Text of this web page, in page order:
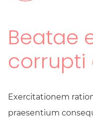
Beatae
corrupti
Exercitationem
praesentium